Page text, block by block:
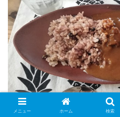
メニュー ホーム 検索